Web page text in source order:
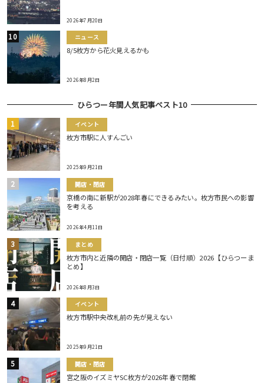
2026年7月20日
ニュース
8/5枚方から花火見えるかも
2026年8月2日
ひらつー年間人気記事ベスト10
イベント
枚方市駅に人すんごい
2025年9月21日
開店・閉店
京橋の南に新駅が2028年春にできるみたい。枚方市民への影響
を考える
2026年4月11日
まとめ
枚方市内と近隣の開店・閉店一覧（日付順）2026【ひらつーま
とめ】
2026年8月3日
イベント
枚方市駅中央改札前の先が見えない
2025年9月21日
開店・閉店
宮之阪のイズミヤSC枚方が2026年春で閉館